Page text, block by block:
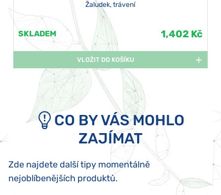
Žaludek, trávení
SKLADEM 1,402 Kč
VLOŽIT DO KOŠÍKU
CO BY VÁS MOHLO
ZAJÍMAT
Zde najdete další tipy momentálně
nejoblíbenějších produktů.